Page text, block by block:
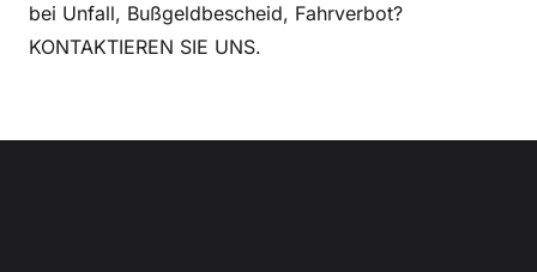
bei Unfall, Bußgeldbescheid, Fahrverbot?
KONTAKTIEREN SIE UNS.